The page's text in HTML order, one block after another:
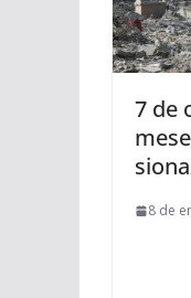
7 de
8 de